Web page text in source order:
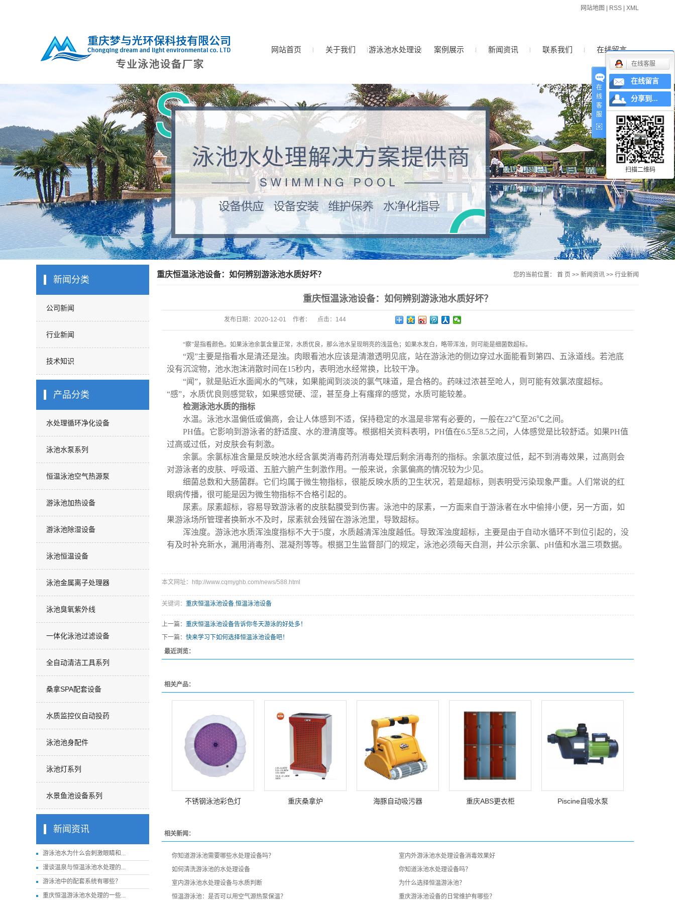
网站地图 RSS XML
网站首页 关于我们
公司简介
游泳池水处理设
备
水处理循环净化设备
泳池水泵系列
恒温泳池空气热源泵
游泳池加热设备
游泳池除湿设备
泳池恒温设备
泳池金属离子处理器
泳池臭氧紫外线
一体化泳池过滤设备
全自动清洁工具系列
水质监控仪自动投药
泳池池身配件
泳池灯系列
水景鱼池设备系列
案例展示 新闻资讯
行业新闻
技术知识
联系我们 在线留言
新闻分类
公司新闻
行业新闻
技术知识
产品分类
水处理循环净化设备
泳池水泵系列
恒温泳池空气热源泵
游泳池加热设备
游泳池除湿设备
泳池恒温设备
泳池金属离子处理器
泳池臭氧紫外线
一体化泳池过滤设备
全自动清洁工具系列
桑拿SPA配套设备
水质监控仪自动投药
泳池池身配件
泳池灯系列
水景鱼池设备系列
新闻资讯
游泳池水为什么会刺激眼睛和...
漫谈温泉与恒温泳池水处理的...
游泳池中的配套系统有哪些？
重庆恒温游泳池水处理的一些...
重庆恒温泳池设备：如何辨别游泳池水质好坏？ 您的当前位置： 首 页 >> 新闻资讯 >> 行业新闻
重庆恒温泳池设备：如何辨别游泳池水质好坏？
发布日期： 2020-12-01 作者： 点击： 144
“察”是指看颜色。如果泳池余氯含量正常，水质优良，那么池水呈现明亮的浅蓝色；如果水发白，略带浑浊，则可能是细菌数超标。
“观”主要是指看水是清还是浊。肉眼看池水应该是清澈透明见底，站在游泳池的侧边穿过水面能看到第四、五泳道线。若池底
没有沉淀物，池水泡沫消散时间在15秒内，表明池水经常换，比较干净。
“闻”，就是贴近水面闻水的气味，如果能闻到淡淡的氯气味道，是合格的。药味过浓甚至呛人，则可能有效氯浓度超标。
“感”，水质优良则感觉软，如果感觉硬、涩，甚至身上有瘙痒的感觉，水质可能较差。
检测泳池水质的指标
水温。泳池水温偏低或偏高，会让人体感到不适，保持稳定的水温是非常有必要的，一般在22℃至26℃之间。
PH值。它影响到游泳者的舒适度、水的澄清度等。根据相关资料表明，PH值在6.5至8.5之间，人体感觉是比较舒适。如果PH值
过高或过低，对皮肤会有刺激。
余氯。余氯标准含量是反映池水经含氯类消毒药剂消毒处理后剩余消毒剂的指标。余氯浓度过低，起不到消毒效果，过高则会
对游泳者的皮肤、呼吸道、五脏六腑产生刺激作用。一般来说，余氯偏高的情况较为少见。
细菌总数和大肠菌群。它们均属于微生物指标，很能反映水质的卫生状况，若是超标，则表明受污染现象严重。人们常说的红
眼病传播，很可能是因为微生物指标不合格引起的。
尿素。尿素超标，容易导致游泳者的皮肤黏膜受到伤害。泳池中的尿素，一方面来自于游泳者在水中偷排小便，另一方面，如
果游泳场所管理者换新水不及时，尿素就会残留在游泳池里，导致超标。
浑浊度。游泳池水质浑浊度指标不大于5度，水质越清浑浊度越低。导致浑浊度超标，主要是由于自动水循环不到位引起的，没
有及时补充新水，漏用消毒剂、混凝剂等等。根据卫生监督部门的规定，泳池必须每天自测，并公示余氯、pH值和水温三项数据。
本文网址：http://www.cqmyghb.com/news/588.html
关键词： 重庆恒温泳池设备,恒温泳池设备
上一篇： 重庆恒温泳池设备告诉你冬天游泳的好处多！
下一篇： 快来学习下如何选择恒温泳池设备吧！
最近浏览：
相关产品：
不锈钢泳池彩色灯 重庆桑拿炉 海豚自动吸污器 重庆ABS更衣柜 Piscine自吸水泵
相关新闻：
你知道游泳池需要哪些水处理设备吗？
室内外游泳池水处理设备消毒效果好
如何清洗游泳池的水处理设备
你知道泳池水处理设备吗？
室内游泳池水处理设备与水质判断
为什么选择恒温游泳池？
恒温游泳池：是否可以用空气源热泵保温？
重庆游泳池设备的日常维护有哪些？
在
线
客
服
在线客服
在线留言
分享到...
扫描二维码